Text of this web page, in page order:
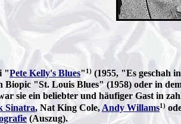
"Pete Kelly's Blues" 1) (1955, "Es geschah
Biopic "St. Louis Blues" (1958) oder in
sie ein beliebter und häufiger Gast in
Sinatra, Nat King Cole, Andy Willams1)
(Auszug).